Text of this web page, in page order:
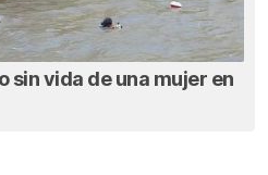
sin vida de una mujer en